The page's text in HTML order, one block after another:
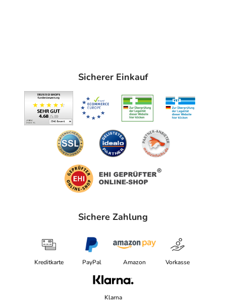
Sicherer Einkauf
Sichere Zahlung
Kreditkarte PayPal Amazon Vorkasse
Klarna